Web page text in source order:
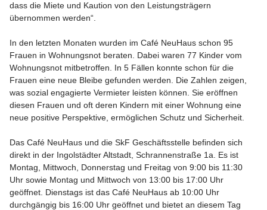
dass die Miete und Kaution von den Leistungsträgern
übernommen werden“.
In den letzten Monaten wurden im Café NeuHaus schon 95
Frauen in Wohnungsnot beraten. Dabei waren 77 Kinder vom
Wohnungsnot mitbetroffen. In 5 Fällen konnte schon für die
Frauen eine neue Bleibe gefunden werden. Die Zahlen zeigen,
was sozial engagierte Vermieter leisten können. Sie eröffnen
diesen Frauen und oft deren Kindern mit einer Wohnung eine
neue positive Perspektive, ermöglichen Schutz und Sicherheit.
Das Café NeuHaus und die SkF Geschäftsstelle befinden sich
direkt in der Ingolstädter Altstadt, Schrannenstraße 1a. Es ist
Montag, Mittwoch, Donnerstag und Freitag von 9:00 bis 11:30
Uhr sowie Montag und Mittwoch von 13:00 bis 17:00 Uhr
geöffnet. Dienstags ist das Café NeuHaus ab 10:00 Uhr
durchgängig bis 16:00 Uhr geöffnet und bietet an diesem Tag